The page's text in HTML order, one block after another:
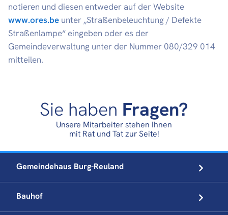
notieren und diesen entweder auf der Website
www.ores.be unter „Straßenbeleuchtung / Defekte
Straßenlampe“ eingeben oder es der
Gemeindeverwaltung unter der Nummer 080/329 014
mitteilen.
Sie haben Fragen?
Unsere Mitarbeiter stehen Ihnen
mit Rat und Tat zur Seite!
Gemeindehaus Burg-Reuland
Bauhof
Bauhof
Dienst Umwelt und erneuerbare
Energien